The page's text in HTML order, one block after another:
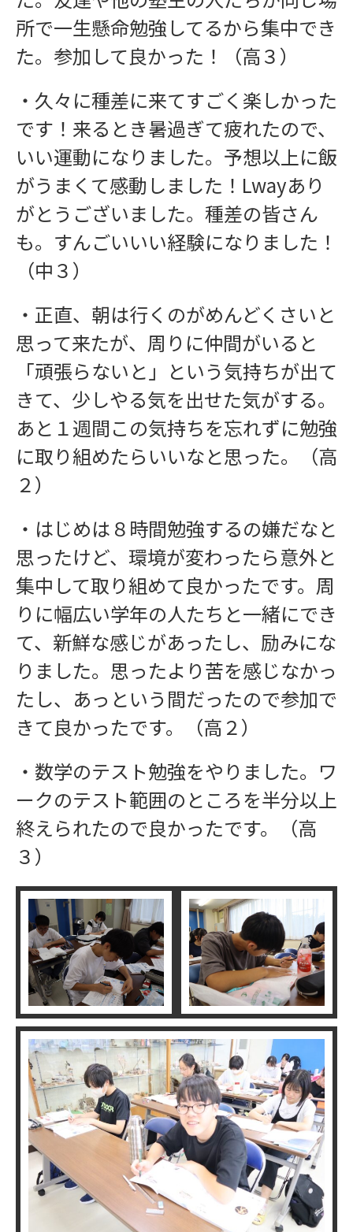
学習指導
インフォメーション
お問い合わせ
所で一生懸命勉強してるから集中でき
た。参加して良かった！（高３）
・久々に種差に来てすごく楽しかった
です！来るとき暑過ぎて疲れたので、
いい運動になりました。予想以上に飯
がうまくて感動しました！Lwayあり
がとうございました。種差の皆さん
も。すんごいいい経験になりました！
（中３）
・正直、朝は行くのがめんどくさいと
思って来たが、周りに仲間がいると
「頑張らないと」という気持ちが出て
きて、少しやる気を出せた気がする。
あと１週間この気持ちを忘れずに勉強
に取り組めたらいいなと思った。（高
２）
・はじめは８時間勉強するの嫌だなと
思ったけど、環境が変わったら意外と
集中して取り組めて良かったです。周
りに幅広い学年の人たちと一緒にでき
て、新鮮な感じがあったし、励みにな
りました。思ったより苦を感じなかっ
たし、あっという間だったので参加で
きて良かったです。（高２）
・数学のテスト勉強をやりました。ワ
ークのテスト範囲のところを半分以上
終えられたので良かったです。（高
３）